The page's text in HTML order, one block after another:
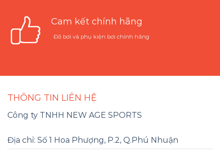
Cam kết chính hãng
Đồ bơi và phụ kiện bơi chính hãng
THÔNG TIN LIÊN HỆ
Công ty TNHH NEW AGE SPORTS
Địa chỉ: Số 1 Hoa Phượng, P.2, Q.Phú Nhuận